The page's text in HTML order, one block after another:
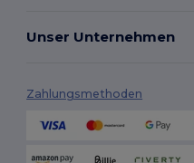
Unser Unternehmen
Zahlungsmethoden